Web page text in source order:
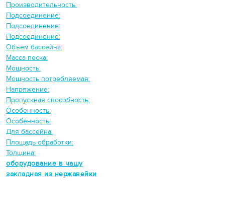
Производительность:
Подсоединение:
Подсоединение:
Подсоединение:
Объем бассейна:
Масса песка:
Мощность:
Мощность потребляемая:
Напряжение:
Пропускная способность:
Особенность:
Особенность:
Для бассейна:
Площадь обработки:
Толщина:
оборудование в чашу
закладная из нержавейки